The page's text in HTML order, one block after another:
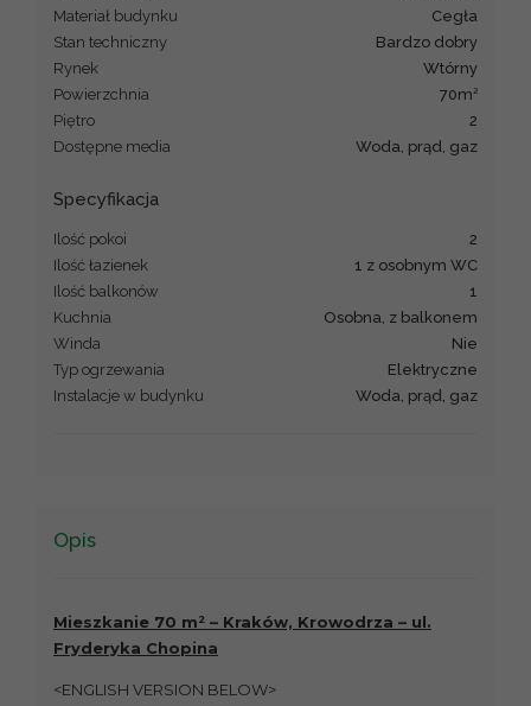
Materiał budynku
cegła
Stan techniczny
Bardzo dobry
Rynek
Wtórny
Powierzchnia
70m 2
Piętro
2
Dostępne media
Woda, prąd, gaz
Specyfikacja
Ilość pokoi
2
Ilość łazienek
1 z osobnym WC
Ilość balkonów
1
Kuchnia
Osobna, z balkonem
Winda
Nie
Typ ogrzewania
Elektryczne
Instalacje w budynku
Woda, prąd, gaz
Opis
Mieszkanie 70 m² – Kraków, Krowodrza – ul.
Fryderyka Chopina
<ENGLISH VERSION BELOW>